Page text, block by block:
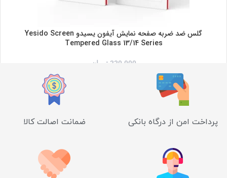
گلس ضد ضربه صفحه نمایش آیفون یسیدو Yesido Screen
Tempered Glass 13/14 Series
220,000 تومان
پرداخت امن از درگاه بانکی ضمانت اصالت کالا